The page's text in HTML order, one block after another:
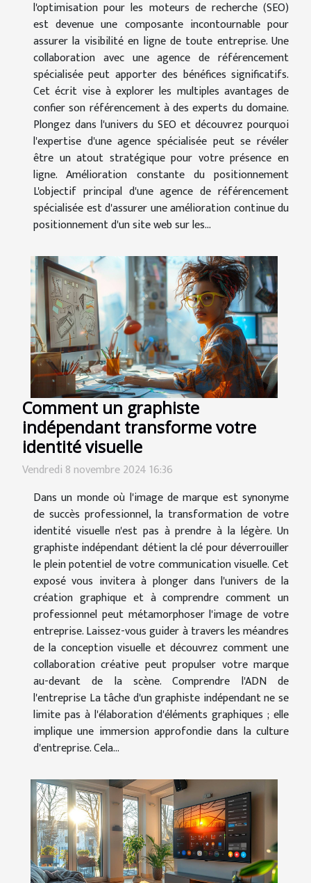
l'optimisation pour les moteurs de recherche (SEO)
est devenue une composante incontournable pour
assurer la visibilité en ligne de toute entreprise. Une
collaboration avec une agence de référencement
spécialisée peut apporter des bénéfices significatifs.
Cet écrit vise à explorer les multiples avantages de
confier son référencement à des experts du domaine.
Plongez dans l'univers du SEO et découvrez pourquoi
l'expertise d'une agence spécialisée peut se révéler
être un atout stratégique pour votre présence en
ligne. Amélioration constante du positionnement
L'objectif principal d'une agence de référencement
spécialisée est d'assurer une amélioration continue du
positionnement d'un site web sur les...
Comment un graphiste
indépendant transforme votre
identité visuelle
Vendredi 8 novembre 2024 16:36
Dans un monde où l'image de marque est synonyme
de succès professionnel, la transformation de votre
identité visuelle n'est pas à prendre à la légère. Un
graphiste indépendant détient la clé pour déverrouiller
le plein potentiel de votre communication visuelle. Cet
exposé vous invitera à plonger dans l'univers de la
création graphique et à comprendre comment un
professionnel peut métamorphoser l'image de votre
entreprise. Laissez-vous guider à travers les méandres
de la conception visuelle et découvrez comment une
collaboration créative peut propulser votre marque
au-devant de la scène. Comprendre l'ADN de
l'entreprise La tâche d'un graphiste indépendant ne se
limite pas à l'élaboration d'éléments graphiques ; elle
implique une immersion approfondie dans la culture
d'entreprise. Cela...